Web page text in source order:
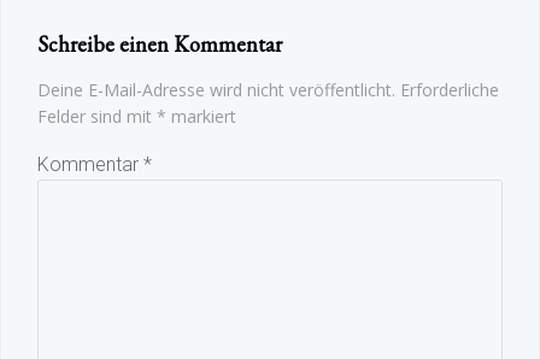
Schreibe einen Kommentar
Deine E-Mail-Adresse wird nicht veröffentlicht. Erforderliche
Felder sind mit * markiert
Kommentar *